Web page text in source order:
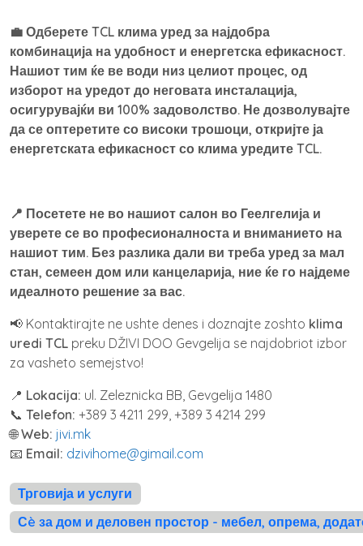
💼 Одберете TCL клима уред за најдобра
комбинација на удобност и енергетска ефикасност.
Нашиот тим ќе ве води низ целиот процес, од
изборот на уредот до неговата инсталација,
осигурувајќи ви 100% задоволство. Не дозволувајте
да се оптеретите со високи трошоци, откријте ја
енергетската ефикасност со клима уредите TCL.
📍 Посетете не во нашиот салон во Геелгелија и
уверете се во професионалноста и вниманието на
нашиот тим. Без разлика дали ви треба уред за мал
стан, семеен дом или канцеларија, ние ќе го најдеме
идеалното решение за вас.
📢 Kontaktirajte ne ushte denes i doznaјte zoshto klima
uredi TCL preku DŽIVI DOO Gevgelija se najdobriot izbor
za vasheto semejstvo!
📍 Lokacija: ul. Zeleznicka BB, Gevgelija 1480
📞 Telefon: +389 3 4211 299, +389 3 4214 299
🌐Web: jivi.mk
📧 Email: dzivihome@gimail.com
Трговија и услуги
Сè за дом и деловен простор - мебел, опрема,